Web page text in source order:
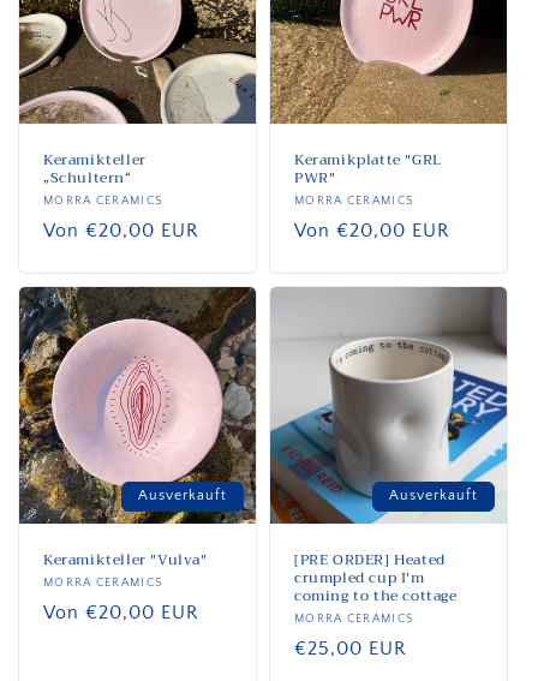
Keramikteller
„Schultern“
Anbieter:
MORRA CERAMICS
Normaler
Von €20,00 EUR
Keramikplatte "GRL
PWR"
Anbieter:
MORRA CERAMICS
Normaler
Von €20,00 EUR
Ausverkauft
Keramikteller "Vulva"
Anbieter:
MORRA CERAMICS
Normaler
Von €20,00 EUR
Ausverkauft
[PRE ORDER] Heated
crumpled cup I'm
coming to the cottage
Anbieter:
MORRA CERAMICS
Normaler
€25,00 EUR